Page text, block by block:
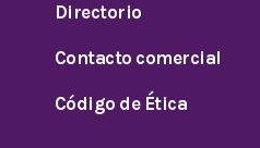
Directorio
Contacto comercial
Código de Ética